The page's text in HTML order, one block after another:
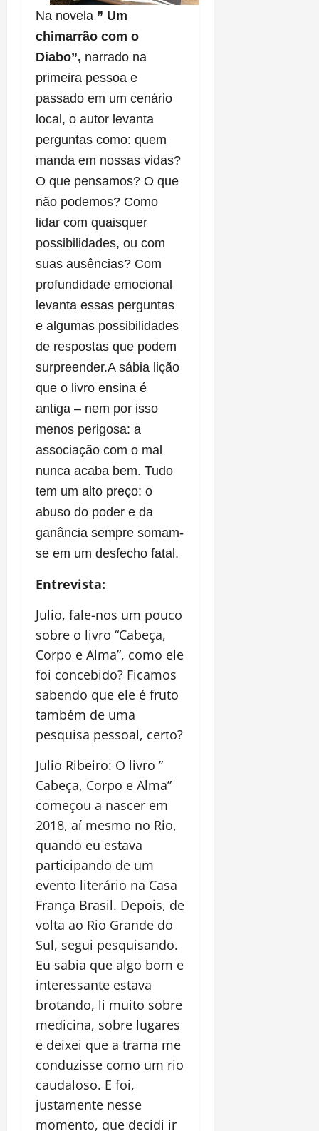
Na novela ” Um
chimarrão com o
Diabo”, narrado na
primeira pessoa e
passado em um cenário
local, o autor levanta
perguntas como: quem
manda em nossas vidas?
O que pensamos? O que
não podemos? Como
lidar com quaisquer
possibilidades, ou com
suas ausências? Com
profundidade emocional
levanta essas perguntas
e algumas possibilidades
de respostas que podem
surpreender.A sábia lição
que o livro ensina é
antiga – nem por isso
menos perigosa: a
associação com o mal
nunca acaba bem. Tudo
tem um alto preço: o
abuso do poder e da
ganância sempre somam-
se em um desfecho fatal.
Entrevista:
Julio, fale-nos um pouco
sobre o livro “Cabeça,
Corpo e Alma”, como ele
foi concebido? Ficamos
sabendo que ele é fruto
também de uma
pesquisa pessoal, certo?
Julio Ribeiro: O livro ”
Cabeça, Corpo e Alma”
começou a nascer em
2018, aí mesmo no Rio,
quando eu estava
participando de um
evento literário na Casa
França Brasil. Depois, de
volta ao Rio Grande do
Sul, segui pesquisando.
Eu sabia que algo bom e
interessante estava
brotando, li muito sobre
medicina, sobre lugares
e deixei que a trama me
conduzisse como um rio
caudaloso. E foi,
justamente nesse
momento, que decidi ir